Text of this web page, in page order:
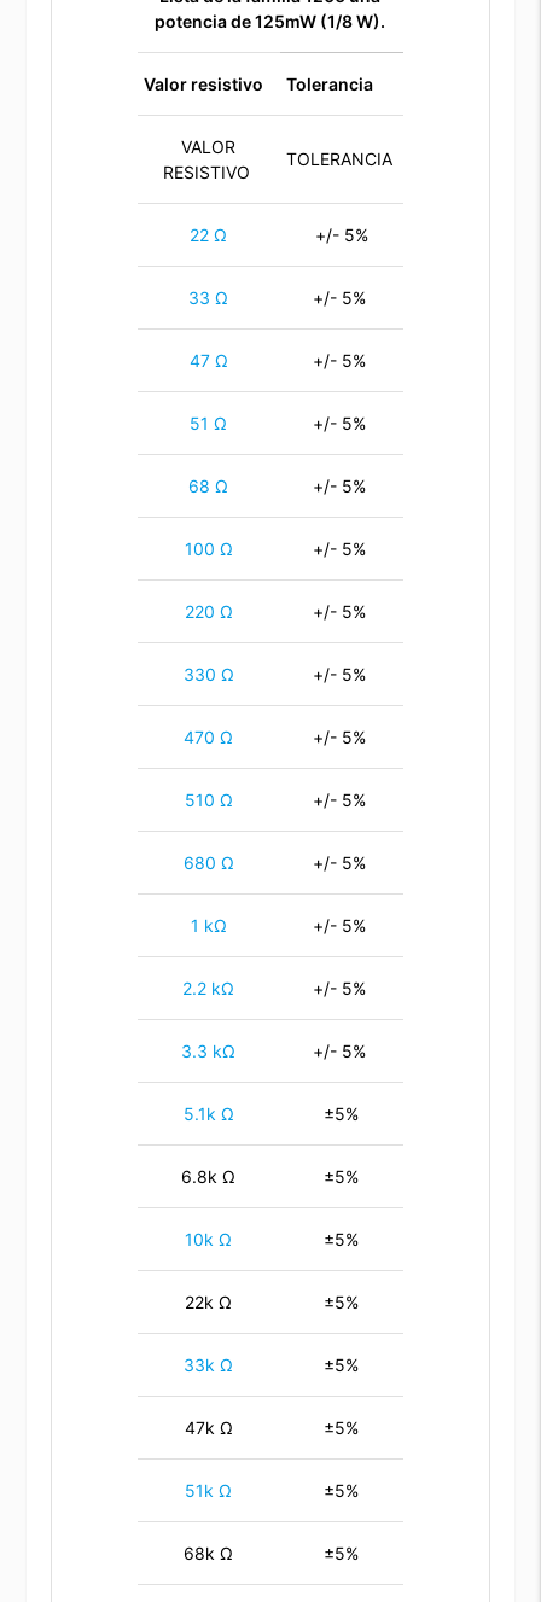
potencia de 125mW (1/8 W).
Valor resistivo Tolerancia
VALOR
RESISTIVO
TOLERANCIA
22 Ω +/- 5%
33 Ω +/- 5%
47 Ω +/- 5%
51 Ω +/- 5%
68 Ω +/- 5%
100 Ω +/- 5%
220 Ω +/- 5%
330 Ω +/- 5%
470 Ω +/- 5%
510 Ω +/- 5%
680 Ω +/- 5%
1 kΩ +/- 5%
2.2 kΩ +/- 5%
3.3 kΩ +/- 5%
5.1k Ω ±5%
6.8k Ω ±5%
10k Ω ±5%
22k Ω ±5%
33k Ω ±5%
47k Ω ±5%
51k Ω ±5%
68k Ω ±5%